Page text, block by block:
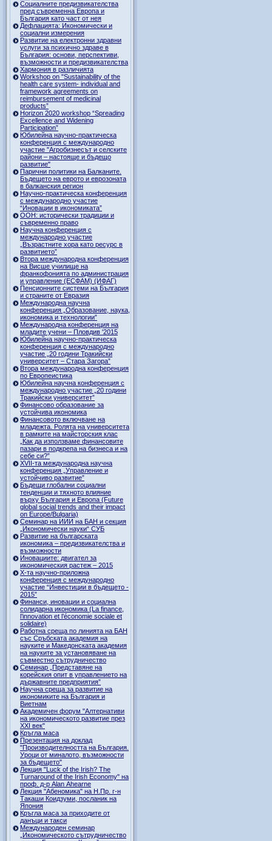
Социалните предизвикателства
пред съвременна Европа и
България като част от нея
Дефлацията: Икономически и
социални измерения
Развитие на електронни здравни
услуги за психично здраве в
България: основи, перспективи,
възможности и предизвикателства
Хармония в различията
Workshop on "Sustainability of the
health care system- individual and
framework agreements on
reimbursement of medicinal
products”
Horizon 2020 workshop “Spreading
Excellence and Widening
Participation”
Юбилейна научно-практическа
конференция с международно
участие "Агробизнесът и селските
райони – настояще и бъдещо
развитие"
Парични политики на Балканите.
Бъдещето на еврото и еврозоната
в балканския регион
Научно-практическа конференция
с международно участие
“Иновации в икономиката”
ООН: исторически традиции и
съвременно право
Научна конференция с
международно участие
„Възрастните хора като ресурс в
развитието”
Втора международна конференция
на Висше училище на
франкофонията по администрация
и управление (ЕСФАМ) (ИФАГ)
Пенсионните системи на България
и страните от Евразия
Международна научна
конференция „Образование, наука,
икономика и технологии”
Международна конференция на
младите учени – Пловдив '2015
Юбилейна научно-практическа
конференция с международно
участие „20 години Тракийски
университет – Стара Загора”
Втора международна конференция
по Европеистика
Юбилейна научна конференция с
международно участие „20 години
Тракийски университет”
Финансово образование за
устойчива икономика
Финансовото включване на
младежта. Ролята на университета
в рамките на майсторския клас
„Как да използваме финансовите
пазари в подкрепа на бизнеса и на
себе си?”
XVII-та международна научна
конференция „Управление и
устойчиво развитие”
Бъдещи глобални социални
тенденции и тяхното влияние
върху България и Европа (Future
global social trends and their impact
on Europe/Bulgaria)
Семинар на ИИИ на БАН и секция
„Икономически науки“ СУБ
Развитие на българската
икономика – предизвикателства и
възможности
Иновациите: двигател за
икономическия растеж – 2015
Х-та научно-приложна
конференция с международно
участие “Инвестиции в бъдещето -
2015”
Финанси, иновации и социална
солидарна икономика (La finance,
l’innovation et l’économie sociale et
solidaire)
Работна среща по линията на БАН
със Сръбската академия на
науките и Македонската академия
на науките за установяване на
съвместно сътрудничество
Семинар „Представяне на
корейския опит в управлението на
държавните предприятия”
Научна среща за развитие на
икономиките на България и
Виетнам
Академичен форум "Алтернативи
на икономическото развитие през
XXI век"
Кръгла маса
Презентация на доклад
"Производителността на България.
Уроци от миналото, възможности
за бъдещето"
Лекция "Luck of the Irish? The
Turnaround of the Irish Economy" на
проф. д-р Alan Ahearne
Лекция "Абеномика" на Н.Пр. г-н
Такаши Коидзуми, посланик на
Япония
Кръгла маса за приходите от
данъци и такси
Международен семинар
„Икономическото сътрудничество